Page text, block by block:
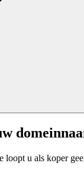
u als koper